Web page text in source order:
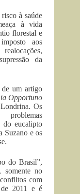
à saúde
à vida
florestal e
aos
da
um artigo
Opportuno
Os
problemas
do eucalipto
Suzano e os
do Brasil”,
somente no
com
2011 e é